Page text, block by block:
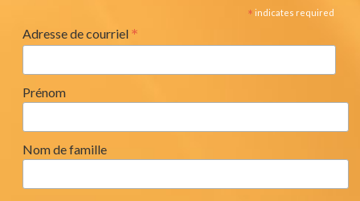
* indicates required
Adresse de courriel *
Prénom
Nom de famille